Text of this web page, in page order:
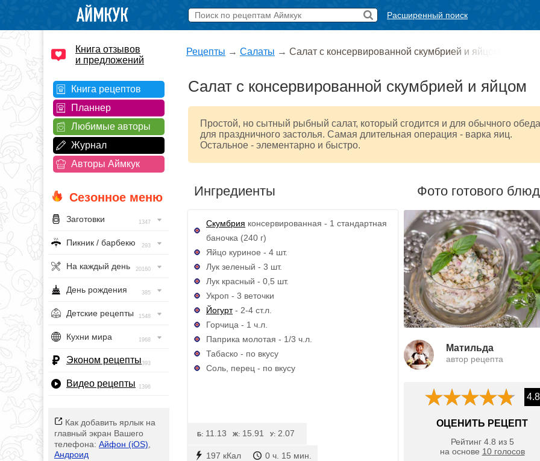
Расширенный поиск
Книга отзывов
и предложений
Книга рецептов
Планнер
Любимые авторы
Журнал
Авторы Аймкук
Сезонное меню
Заготовки 1347
Пикник / барбекю 293
На каждый день 20160
День рождения 385
Детские рецепты 1548
Кухни мира 1968
Эконом рецепты393
Видео рецепты 1396
Как добавить ярлык на
главный экран Вашего
телефона: Айфон (iOS)
Андроид
Рецепты → Салаты → Салат с консервированной скумбрией и яйцом
Салат с консервированной скумбрией и яйцом
Простой, но сытный рыбный салат, который сгодится и для обычного
для праздничного застолья. Самая длительная операция - варка яиц.
Остальное - элементарно и быстро.
Ингредиенты
Скумбрия консервированная - 1 стандартная
баночка (240 г)
Яйцо куриное - 4 шт.
Лук зеленый - 3 шт.
Лук красный - 0,5 шт.
Укроп - 3 веточки
Йогурт- 2-4 ст.л.
Горчица - 1 ч.л.
Паприка молотая - 1/3 ч.л.
Табаско - по вкусу
Соль, перец - по вкусу
197 кКал 0 ч. 15 мин.
Б: 11.13 Ж: 15.91 У: 2.07
Фото готового
Матильда
автор рецепта
4.8
ОЦЕНИТЬ РЕЦЕПТ
Рейтинг 4.8 из 5
на основе 10голосов